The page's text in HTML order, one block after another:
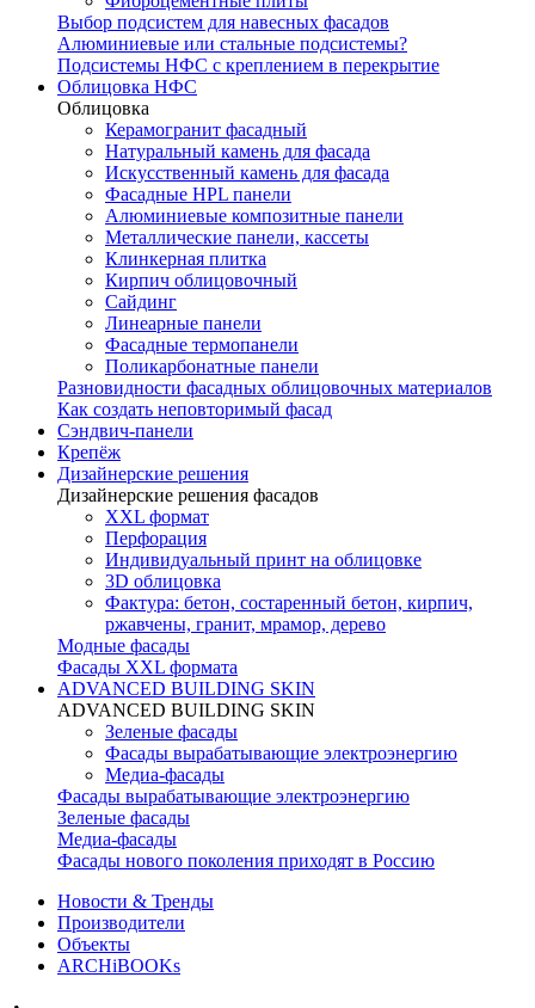
Выбор подсистем для навесных фасадов
Алюминиевые или стальные подсистемы?
Подсистемы НФС с креплением в перекрытие
Облицовка НФС
Облицовка
Керамогранит фасадный
Натуральный камень для фасада
Искусственный камень для фасада
Фасадные HPL панели
Алюминиевые композитные панели
Металлические панели, кассеты
Клинкерная плитка
Кирпич облицовочный
Сайдинг
Линеарные панели
Фасадные термопанели
Поликарбонатные панели
Разновидности фасадных облицовочных материалов
Как создать неповторимый фасад
Сэндвич-панели
Крепёж
Дизайнерские решения
Дизайнерские решения фасадов
XXL формат
Перфорация
Индивидуальный принт на облицовке
3D облицовка
Фактура: бетон, состаренный бетон, кирпич,
ржавчены, гранит, мрамор, дерево
Модные фасады
Фасады XXL формата
ADVANCED BUILDING SKIN
ADVANCED BUILDING SKIN
Зеленые фасады
Фасады вырабатывающие электроэнергию
Медиа-фасады
Фасады вырабатывающие электроэнергию
Зеленые фасады
Медиа-фасады
Фасады нового поколения приходят в Россию
Новости & Тренды
Производители
Объекты
ARCHiBOOKs